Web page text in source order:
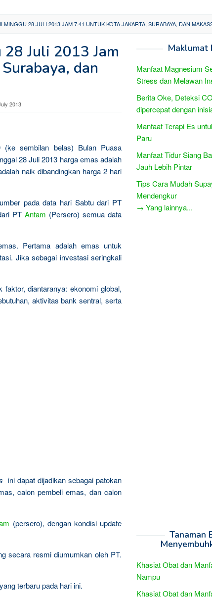
MINGGU 28 JULI 2013 JAM 7.41 UNTUK KOTA JAKARTA, SURABAYA, DAN
Juli 2013 Jam
dan
2013
sembilan belas) Bulan Puasa
28 Juli 2013 harga emas adalah
naik dibandingkan harga 2 hari
pada data hari Sabtu dari PT
PT Antam (Persero) semua data
Pertama adalah emas untuk
Jika sebagai investasi seringkali
diantaranya: ekonomi global,
aktivitas bank sentral, serta
ini dapat dijadikan sebagai patokan
calon pembeli emas, dan calon
(persero), dengan kondisi update
secara resmi diumumkan oleh PT.
terbaru pada hari ini.
Maklumat
Manfaat Magnesium
Stress dan Melawan
Berita Oke, Deteksi
dipercepat dengan
Manfaat Terapi Es
Paru
Manfaat Tidur Siang
Jauh Lebih Pintar
Tips Cara Mudah
Mendengkur
→ Yang lainnya...
Tanaman
Khasiat Obat dan
Nampu
Khasiat Obat dan